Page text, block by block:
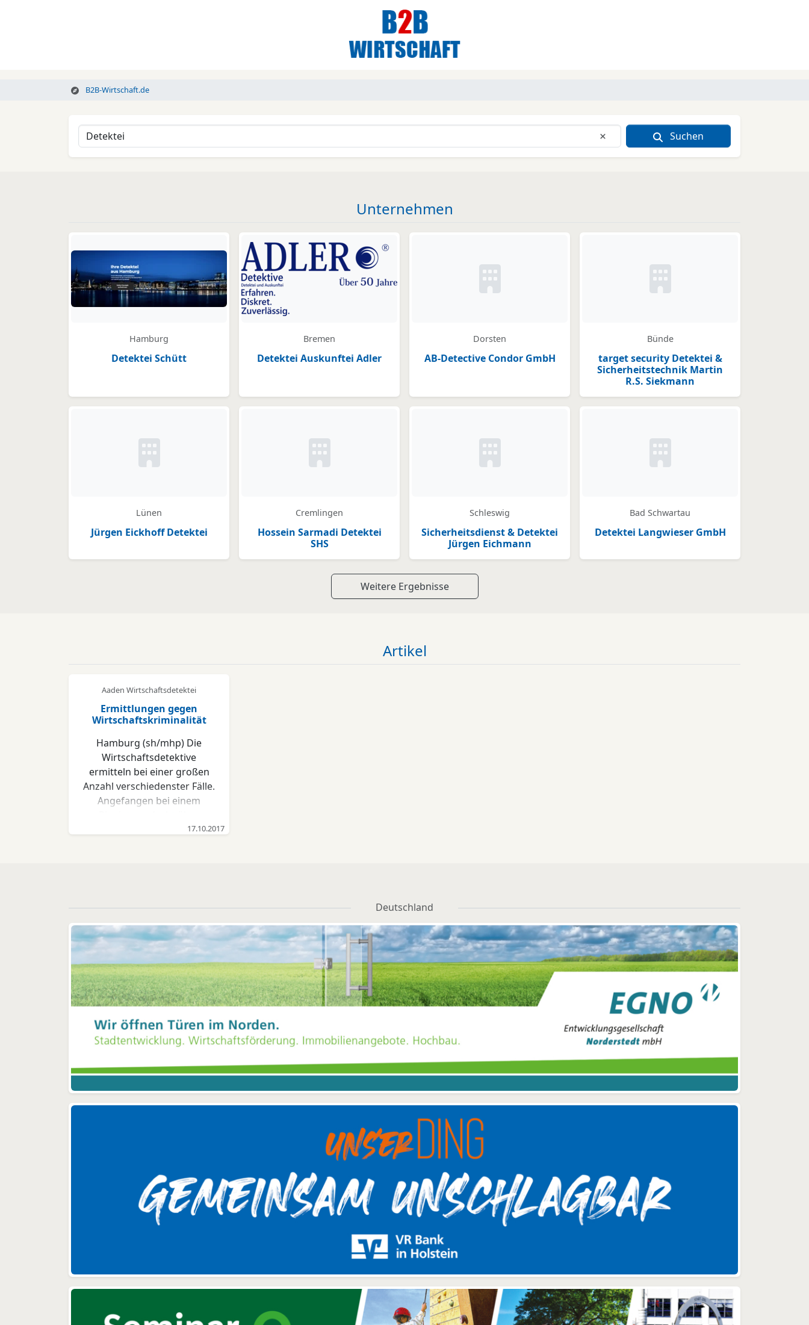
B2B-Wirtschaft.de
Eingabe löschen
Suchen
Unternehmen
Hamburg
Detektei Schütt
Bremen
Detektei Auskunftei Adler
Kein Bild oder Logo hinterlegt
Dorsten
AB-Detective Condor GmbH
Kein Bild oder Logo hinterlegt
Bünde
target security Detektei &
Sicherheitstechnik Martin
R.S. Siekmann
Kein Bild oder Logo hinterlegt
Lünen
Jürgen Eickhoff Detektei
Kein Bild oder Logo hinterlegt
Cremlingen
Hossein Sarmadi Detektei
SHS
Kein Bild oder Logo hinterlegt
Schleswig
Sicherheitsdienst & Detektei
Jürgen Eichmann
Kein Bild oder Logo hinterlegt
Bad Schwartau
Detektei Langwieser GmbH
Weitere Ergebnisse
Artikel
Aaden Wirtschaftsdetektei
Ermittlungen gegen
Wirtschaftskriminalität
Hamburg (sh/mhp) Die
Wirtschaftsdetektive
ermitteln bei einer großen
Anzahl verschiedenster Fälle.
Angefangen bei einem
Wettbewerbsverstöße,
Privatpersonen in Hamburg,
Norddeutschland und bei
Bedarf weltweit tätig.
Nationale wie internationale
Unternehmen sind in
Hamburg ansässig und
sorgen für ein stetiges
Wirtschaftswachstum. In
dessen Kielwasser
immer mehr Straftäter,
wodurch natürlich ein
Anstieg im Bereich
in Deutschland ist das
Vorliegen eines sogenannten
berechtigten Interesses.“ „Wir
werden vor allem dann aktiv,
belegt wurde bzw. zu dem
bislang noch kein Täter
17.10.2017
Deutschland